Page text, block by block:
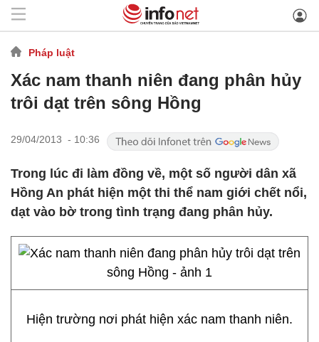
Pháp luật
Xác nam thanh niên đang phân hủy
trôi dạt trên sông Hồng
29/04/2013 - 10:36
Trong lúc đi làm đồng về, một số người dân xã
Hồng An phát hiện một thi thể nam giới chết nổi,
dạt vào bờ trong tình trạng đang phân hủy.
Hiện trường nơi phát hiện xác nam thanh niên.